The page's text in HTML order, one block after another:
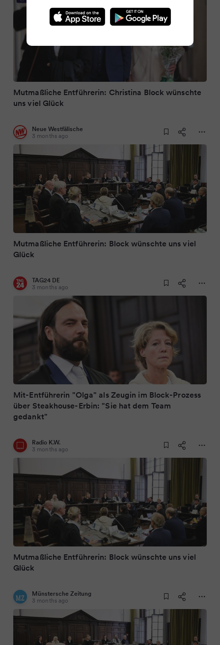
Mutmaßliche Entführerin: Christina Block wünschte
uns viel Glück
Neue Westfälische
3 months ago
Mutmaßliche Entführerin: Block wünschte uns viel
Glück
TAG24 DE
3 months ago
Mit-Entführerin "Olga" als Zeugin im Block-Prozess
über Steakhouse-Erbin: "Sie hat dem Team
gedankt"
Radio K.W.
3 months ago
Mutmaßliche Entführerin: Block wünschte uns viel
Glück
Münstersche Zeitung
3 months ago